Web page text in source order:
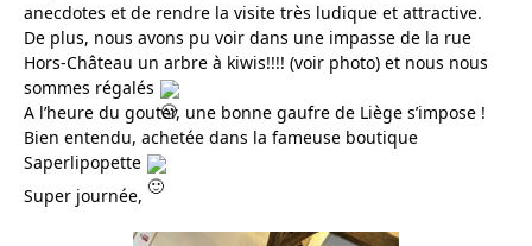
anecdotes et de rendre la visite très ludique et attractive.
De plus, nous avons pu voir dans une impasse de la rue
Hors-Château un arbre à kiwis!!!! (voir photo) et nous nous
sommes régalés
A l’heure du gouter, une bonne gaufre de Liège s’impose !
Bien entendu, achetée dans la fameuse boutique
Saperlipopette
Super journée,